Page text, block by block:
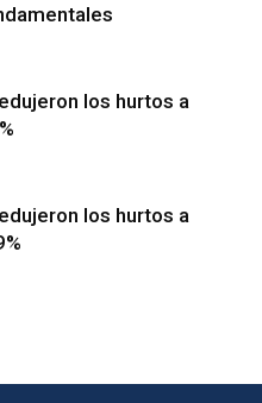
los hurtos a
los hurtos a